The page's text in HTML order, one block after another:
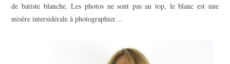
de batiste blanche. Les photos ne sont pas au top, le blanc est une
misère intersidérale à photographier…